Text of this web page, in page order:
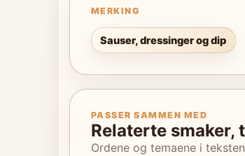
MERKING
Sauser, dressinger og dip
PASSER SAMMEN MED
Relaterte
Ordene og temaene i